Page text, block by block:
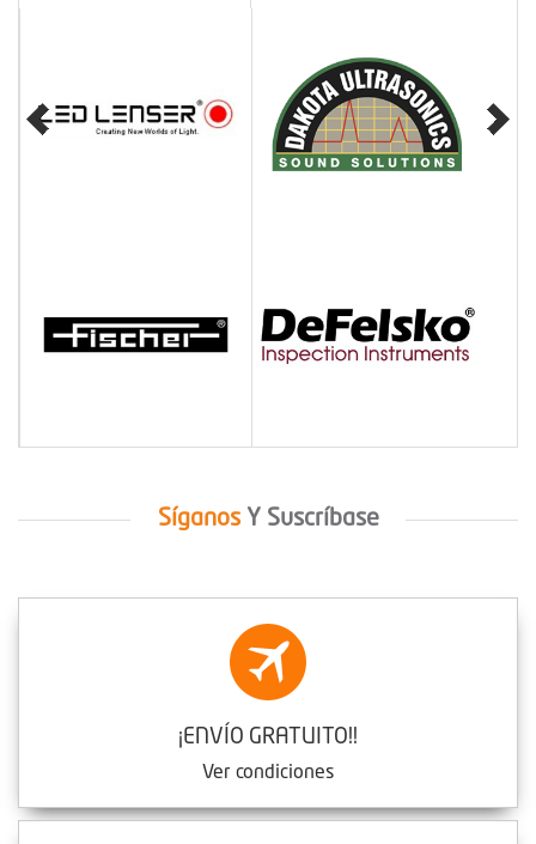
Síganos Y Suscríbase
¡ENVÍO GRATUITO!!
Ver condiciones